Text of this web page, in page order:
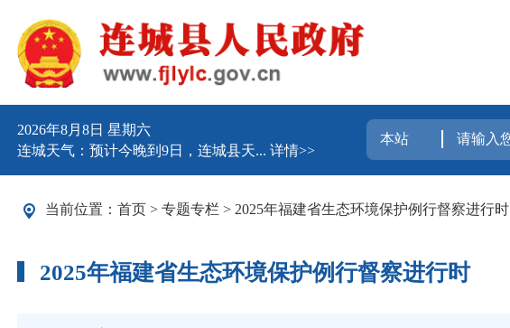
2026年8月8日 星期六
连城天气：预计今晚到9日，连城县天...详情>>
当前位置： 首页 > 专题专栏 > 2025年福建省生态环境保护例行督察进行时
2025年福建省生态环境保护例行督察进行时